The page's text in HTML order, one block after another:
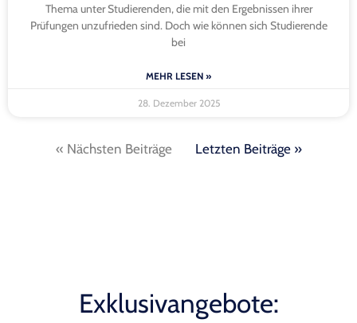
Thema unter Studierenden, die mit den Ergebnissen ihrer
Prüfungen unzufrieden sind. Doch wie können sich Studierende
bei
MEHR LESEN »
28. Dezember 2025
« Nächsten Beiträge Letzten Beiträge »
Exklusivangebote: